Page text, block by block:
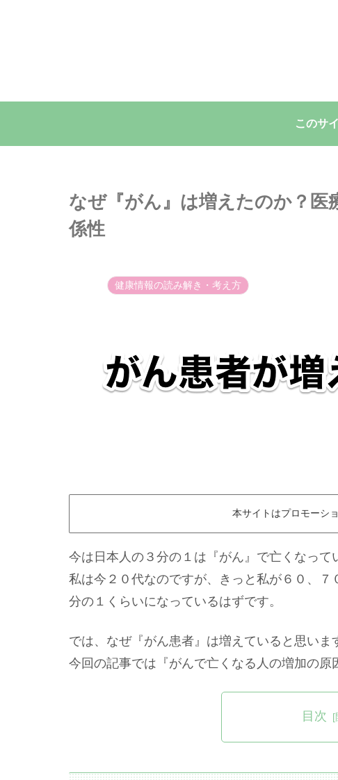
このサ
なぜ『がん』は増えたのか？医
係性
健康情報の読み解き・考え方
本サイトはプロモーシ
今は日本人の３分の１は『がん』で亡くなって
私は今２０代なのですが、きっと私が６０、
分の１くらいになっているはずです。
では、なぜ『がん患者』は増えていると思いま
今回の記事では『がんで亡くなる人の増加の原
目次